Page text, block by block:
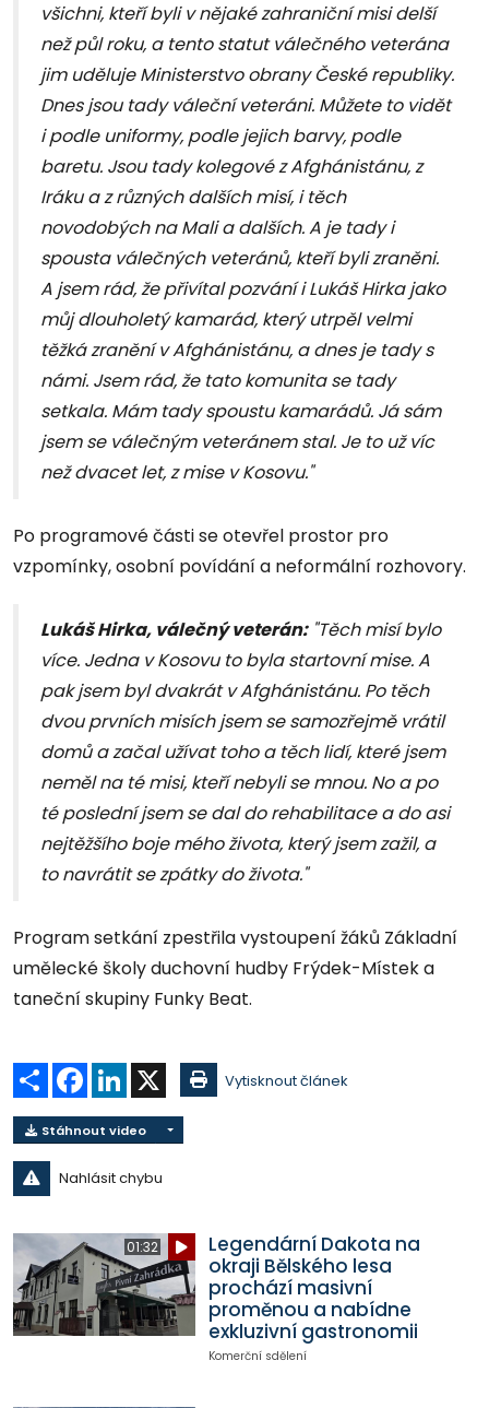
všichni, kteří byli v nějaké zahraniční misi delší
než půl roku, a tento statut válečného veterána
jim uděluje Ministerstvo obrany České republiky.
Dnes jsou tady váleční veteráni. Můžete to vidět
i podle uniformy, podle jejich barvy, podle
baretu. Jsou tady kolegové z Afghánistánu, z
Iráku a z různých dalších misí, i těch
novodobých na Mali a dalších. A je tady i
spousta válečných veteránů, kteří byli zraněni.
A jsem rád, že přivítal pozvání i Lukáš Hirka jako
můj dlouholetý kamarád, který utrpěl velmi
těžká zranění v Afghánistánu, a dnes je tady s
námi. Jsem rád, že tato komunita se tady
setkala. Mám tady spoustu kamarádů. Já sám
jsem se válečným veteránem stal. Je to už víc
než dvacet let, z mise v Kosovu."
Po programové části se otevřel prostor pro
vzpomínky, osobní povídání a neformální rozhovory.
Lukáš Hirka, válečný veterán:"Těch misí bylo
více. Jedna v Kosovu to byla startovní mise. A
pak jsem byl dvakrát v Afghánistánu. Po těch
dvou prvních misích jsem se samozřejmě vrátil
domů a začal užívat toho a těch lidí, které jsem
neměl na té misi, kteří nebyli se mnou. No a po
té poslední jsem se dal do rehabilitace a do asi
nejtěžšího boje mého života, který jsem zažil, a
to navrátit se zpátky do života."
Program setkání zpestřila vystoupení žáků Základní
umělecké školy duchovní hudby Frýdek-Místek a
taneční skupiny Funky Beat.
Sdílet Facebook
LinkedIn Vytisknout článek
Stáhnout video
Nahlásit chybu
01:32
Legendární Dakota na
okraji Bělského lesa
prochází masivní
proměnou a nabídne
exkluzivní gastronomii
Komerční sdělení